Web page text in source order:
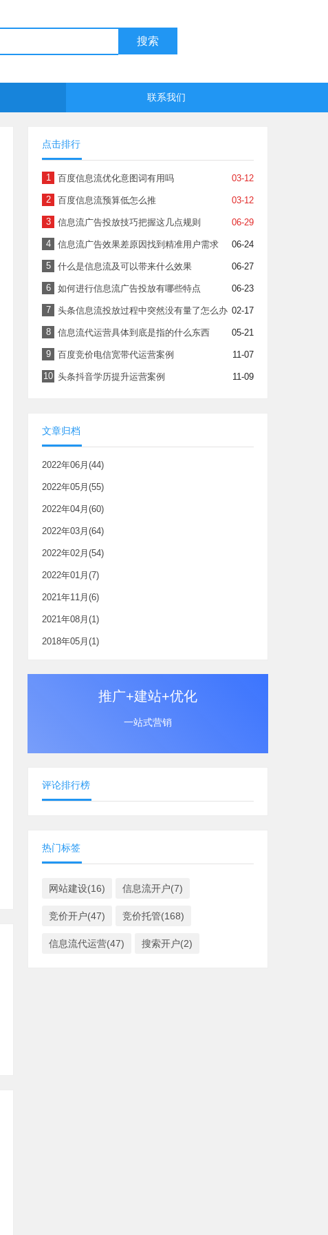
搜索
联系我们
点击排行
1 03-12
百度信息流优化意图词有用吗
2 03-12
百度信息流预算低怎么推
3 06-29
信息流广告投放技巧把握这几点规则
4 06-24
信息流广告效果差原因找到精准用户需求
5 06-27
什么是信息流及可以带来什么效果
6 06-23
如何进行信息流广告投放有哪些特点
7 02-17
头条信息流投放过程中突然没有量了怎么办
8 05-21
信息流代运营具体到底是指的什么东西
9 11-07
百度竞价电信宽带代运营案例
10 11-09
头条抖音学历提升运营案例
文章归档
2022年06月(44)
2022年05月(55)
2022年04月(60)
2022年03月(64)
2022年02月(54)
2022年01月(7)
2021年11月(6)
2021年08月(1)
2018年05月(1)
推广+建站+优化
一站式营销
评论排行榜
热门标签
网站建设(16) 信息流开户(7)
竞价开户(47) 竞价托管(168)
信息流代运营(47) 搜索开户(2)